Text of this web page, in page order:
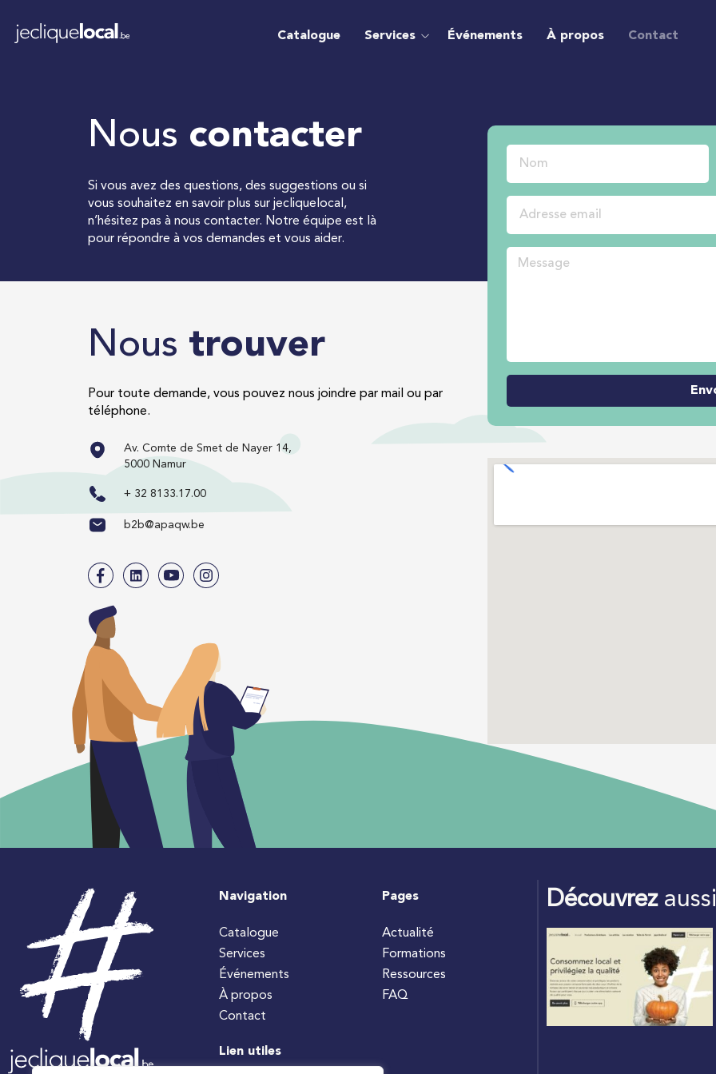
Catalogue Services Événements À propos Contact
Nous contacter
Si vous avez des questions, des suggestions ou si
vous souhaitez en savoir plus sur jecliquelocal,
n’hésitez pas à nous contacter. Notre équipe est là
pour répondre à vos demandes et vous aider.
Nous trouver
Pour toute demande, vous pouvez nous joindre par mail ou par
téléphone.
Av. Comte de Smet de Nayer 14,
5000 Namur
+ 32 8133.17.00
b2b@apaqw.be
Navigation
Catalogue
Services
Événements
À propos
Contact
Pages
Actualité
Formations
Ressources
FAQ
Lien utiles
Découvrez